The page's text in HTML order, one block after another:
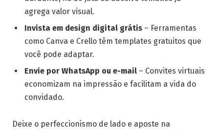
agrega valor visual.
Invista em design digital grátis – Ferramentas
como Canva e Crello têm templates gratuitos que
você pode adaptar.
Envie por WhatsApp ou e-mail – Convites virtuais
economizam na impressão e facilitam a vida do
convidado.
Deixe o perfeccionismo de lado e aposte na